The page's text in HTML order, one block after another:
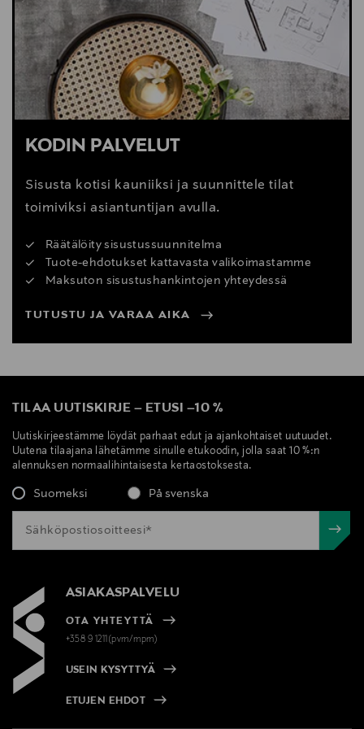
KODIN PALVELUT
Sisusta kotisi kauniiksi ja suunnittele tilat
toimiviksi asiantuntijan avulla.
Räätälöity sisustussuunnitelma
Tuote-ehdotukset kattavasta valikoimastamme
Maksuton sisustushankintojen yhteydessä
TUTUSTU JA VARAA AIKA
TILAA UUTISKIRJE – ETUSI –10 %
Uutiskirjeestämme löydät parhaat edut ja ajankohtaiset uutuudet.
Uutena tilaajana lähetämme sinulle etukoodin, jolla saat 10 %:n
alennuksen normaalihintaisesta kertaostoksesta.
Suomeksi På svenska
ASIAKASPALVELU
OTA YHTEYTTÄ
+358 9 1211(pvm/mpm)
USEIN KYSYTTYÄ
ETUJEN EHDOT